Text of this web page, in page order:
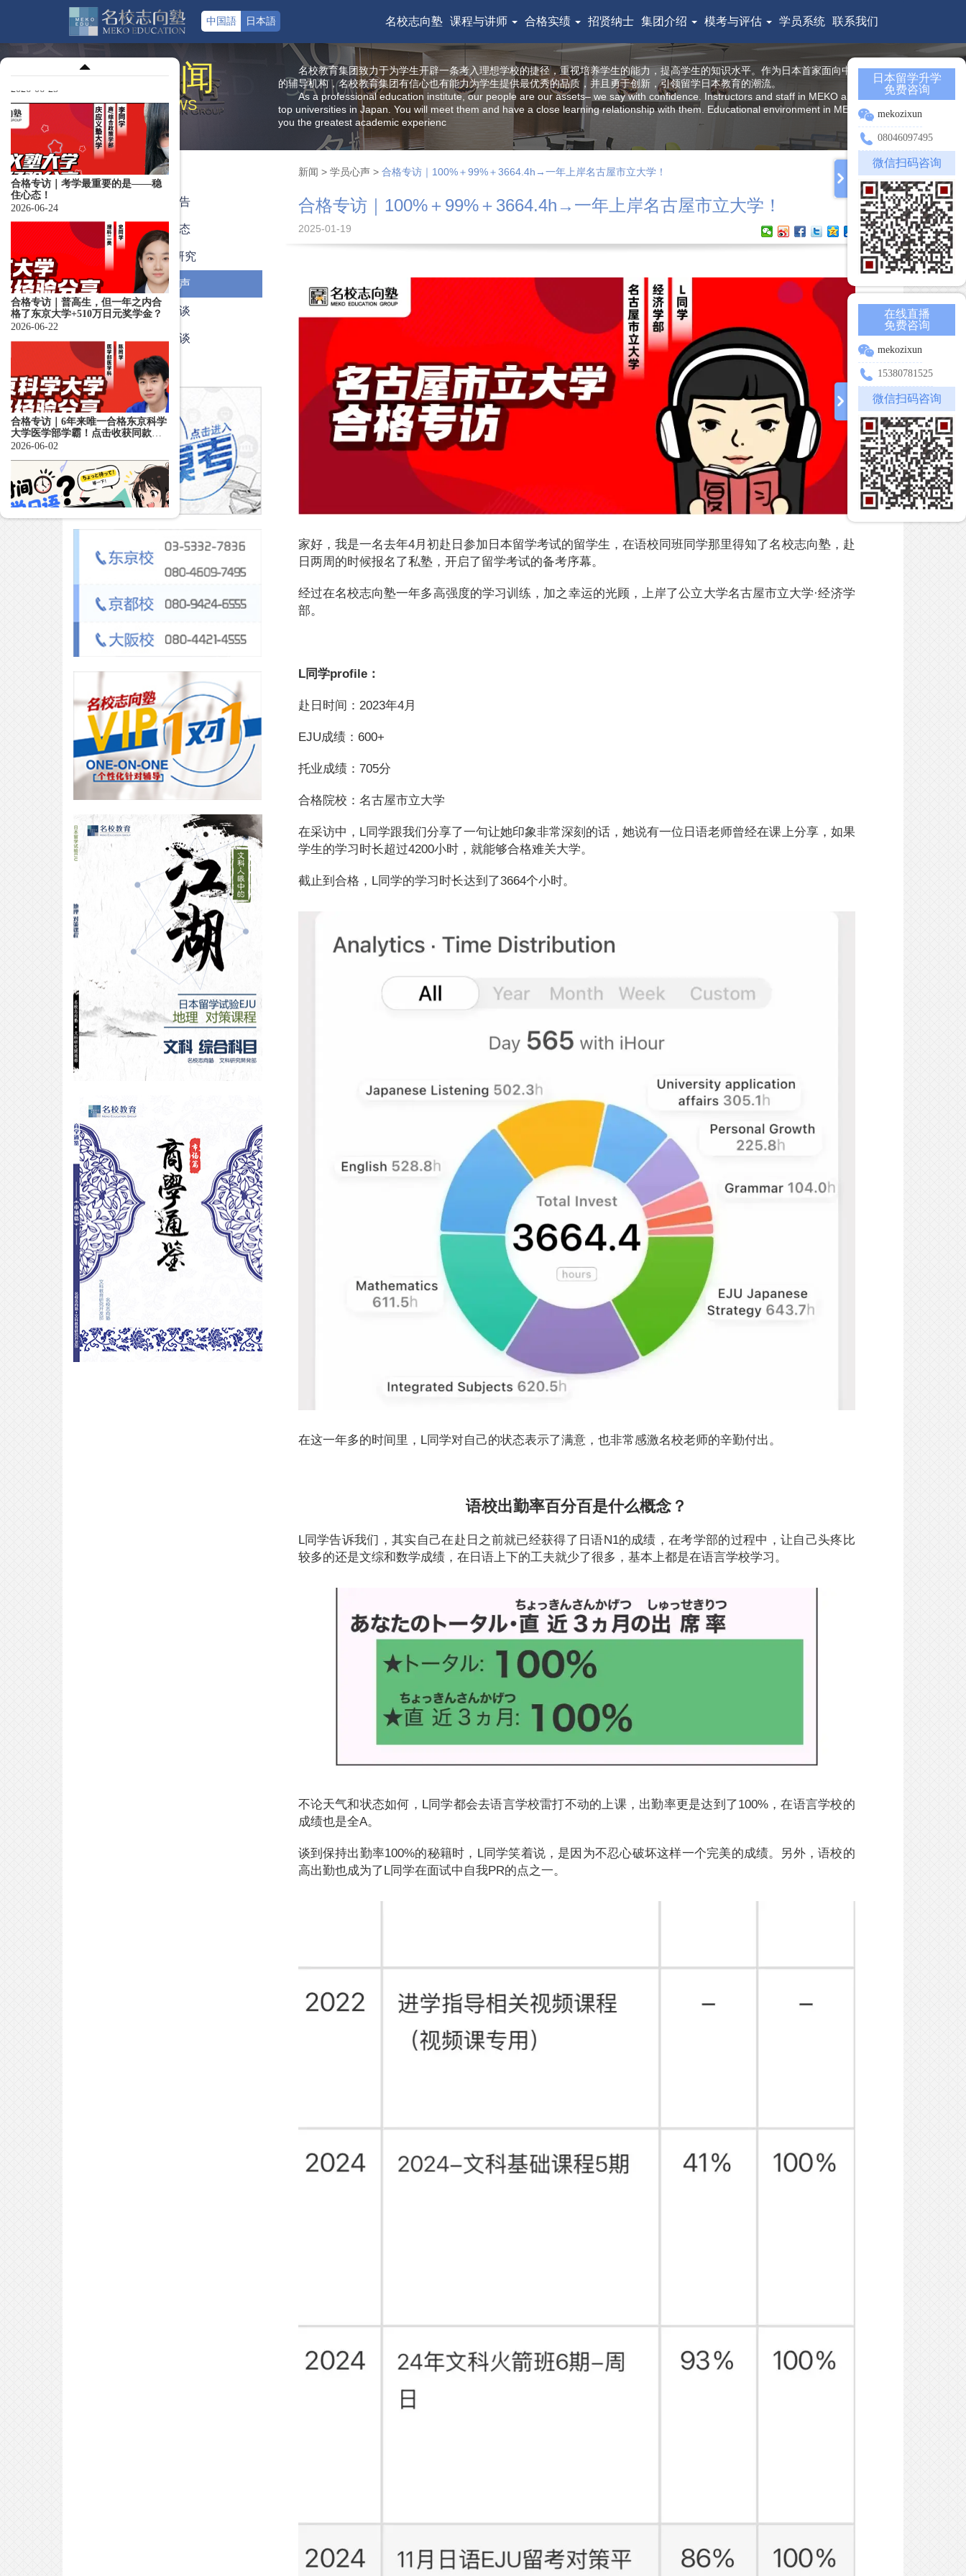
中国語 日本語 名校志向塾 课程与讲师 合格实绩 招贤纳士 集团介绍 模考与评估 学员系统 联系我们
新 闻
NEWS
名校教育集团致力于为学生开辟一条考入理想学校的捷径，重视培养学生的能力，提高学生的知识水平。作为日本首家面向中国留学生
的辅导机构，名校教育集团有信心也有能力为学生提供最优秀的品质，并且勇于创新，引领留学日本教育的潮流。
As a professional education institute, our people are our assets– we say with confidence. Instructors and staff in MEKO are all from
top universities in Japan. You will meet them and have a close learning relationship with them. Educational environment in MEKO offers
you the greatest academic experienc
全部
名校公告
最新动态
教学与研究
学员心声
导师访谈
焦点访谈
活动
新闻 > 学员心声> 合格专访｜100%＋99%＋3664.4h→一年上岸名古屋市立大学！
合格专访｜100%＋99%＋3664.4h→一年上岸名古屋市立大学！
2025-01-19
家好，我是一名去年4月初赴日参加日本留学考试的留学生，在语校同班同学那里得知了名校志向塾，赴
日两周的时候报名了私塾，开启了留学考试的备考序幕。
经过在名校志向塾一年多高强度的学习训练，加之幸运的光顾，上岸了公立大学名古屋市立大学·经济学
部。
L同学profile：
赴日时间：2023年4月
EJU成绩：600+
托业成绩：705分
合格院校：名古屋市立大学
在采访中，L同学跟我们分享了一句让她印象非常深刻的话，她说有一位日语老师曾经在课上分享，如果
学生的学习时长超过4200小时，就能够合格难关大学。
截止到合格，L同学的学习时长达到了3664个小时。
在这一年多的时间里，L同学对自己的状态表示了满意，也非常感激名校老师的辛勤付出。
语校出勤率百分百是什么概念？
L同学告诉我们，其实自己在赴日之前就已经获得了日语N1的成绩，在考学部的过程中，让自己头疼比
较多的还是文综和数学成绩，在日语上下的工夫就少了很多，基本上都是在语言学校学习。
不论天气和状态如何，L同学都会去语言学校雷打不动的上课，出勤率更是达到了100%，在语言学校的
成绩也是全A。
谈到保持出勤率100%的秘籍时，L同学笑着说，是因为不忍心破坏这样一个完美的成绩。另外，语校的
高出勤也成为了L同学在面试中自我PR的点之一。
VIP合格专访｜在合格东京科学大学
之前，我对自己没什么自信？
2026-06-25
合格专访｜考学最重要的是——稳
住心态！
2026-06-24
合格专访｜普高生，但一年之内合
格了东京大学+510万日元奖学金？
2026-06-22
合格专访｜6年来唯一合格东京科学
大学医学部学霸！点击收获同款
EJU备考思路！
2026-06-02
名校志向塾的教学到底怎么样？听
一听合格者的心声——
2026-05-26
合格专访｜庆应学霸学日语的自驱
力竟然是为了不看“二手字幕组”？
VIP合格专访｜面试的技巧=足够的
合格专访｜走向 ICU：一场清醒而
笃定的考学选择——
合格专访｜音乐生福利！半年合格
洗足学园最强攻略，参上！
VIP合格专访｜面试含量100%考学
攻略，请查收！
日本留学升学
免费咨询
mekozixun
08046097495
微信扫码咨询
在线直播
免费咨询
mekozixun
15380781525
微信扫码咨询